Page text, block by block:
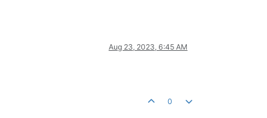
Aug 23, 2023, 6:45 AM
0